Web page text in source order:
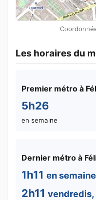
Les horaires du
Premier métro à
5h26
en semaine
Dernier métro à
1h11 en semaine
2h11